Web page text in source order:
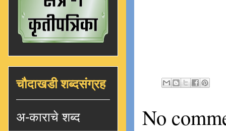
No
चौदाखडी शब्दसंग्रह
अ-काराचे शब्द